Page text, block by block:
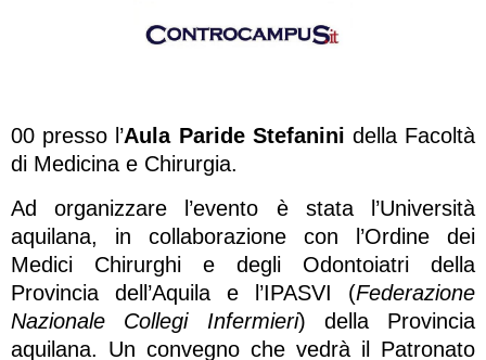
00 presso l’Aula Paride Stefanini della Facoltà
di Medicina e Chirurgia.
Ad organizzare l’evento è stata l’Università
aquilana, in collaborazione con l’Ordine dei
Medici Chirurghi e degli Odontoiatri della
Provincia dell’Aquila e l’IPASVI (Federazione
Nazionale Collegi Infermieri) della Provincia
aquilana. Un convegno che vedrà il Patronato